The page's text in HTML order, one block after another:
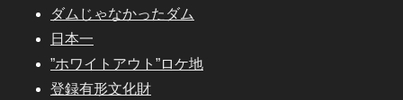
ダムじゃなかったダム
日本一
”ホワイトアウト”ロケ地
登録有形文化財